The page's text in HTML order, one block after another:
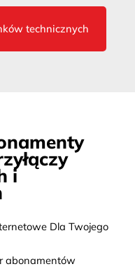
technicznych
i
Dla Twojego
abonamentów